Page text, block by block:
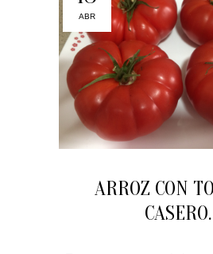
ABR
ARROZ CON
CASERO.